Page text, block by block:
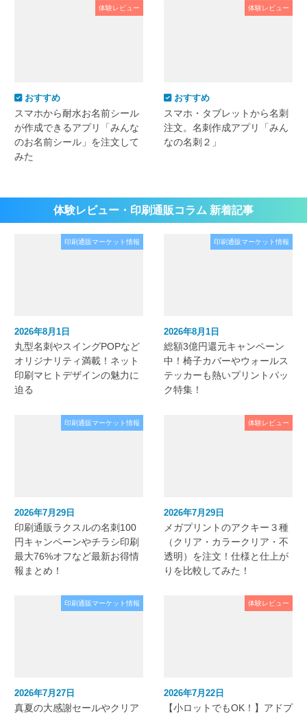
体験レビュー
おすすめ
スマホから耐水お名前シール
が作成できるアプリ「みんな
のお名前シール」を注文して
みた
体験レビュー
おすすめ
スマホ・タブレットから名刺
注文。名刺作成アプリ「みん
なの名刺２」
体験レビュー・印刷通販コラム 新着記事
印刷通販マーケット情報
2026年8月1日
丸型名刺やスイングPOPなど
オリジナリティ満載！ネット
印刷マヒトデザインの魅力に
迫る
印刷通販マーケット情報
2026年8月1日
総額3億円還元キャンペーン
中！椅子カバーやウォールス
テッカーも熱いプリントパッ
ク特集！
印刷通販マーケット情報
2026年7月29日
印刷通販ラクスルの名刺100
円キャンペーンやチラシ印刷
最大76%オフなど最新お得情
報まとめ！
体験レビュー
2026年7月29日
メガプリントのアクキー３種
（クリア・カラークリア・不
透明）を注文！仕様と仕上が
りを比較してみた！
印刷通販マーケット情報
2026年7月27日
真夏の大感謝セールやクリア
体験レビュー
2026年7月22日
【小ロットでもOK！】アドプ